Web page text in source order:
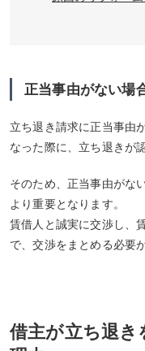
正当事由がない場
立ち退き請求に正当事由
なった際に、立ち退きが
そのため、正当事由がな
より重要となります。
賃借人と誠実に交渉し、
で、交渉をまとめる必要
借主が立ち退き